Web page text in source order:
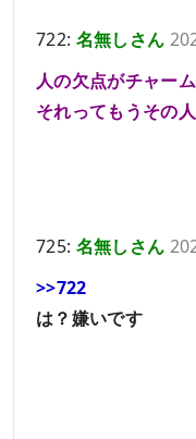
722: 名無しさん
人の欠点がチャー
それってもうその
725: 名無しさん
>>722
は？嫌いです